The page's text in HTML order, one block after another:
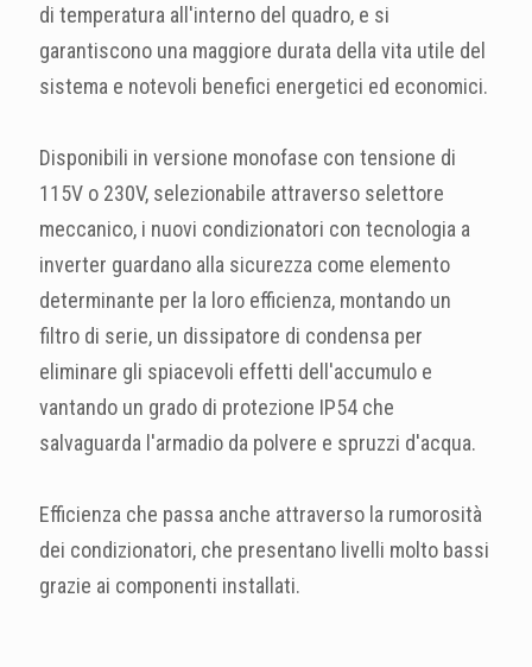
di temperatura all'interno del quadro, e si
garantiscono una maggiore durata della vita utile del
sistema e notevoli benefici energetici ed economici.
Disponibili in versione monofase con tensione di
115V o 230V, selezionabile attraverso selettore
meccanico, i nuovi condizionatori con tecnologia a
inverter guardano alla sicurezza come elemento
determinante per la loro efficienza, montando un
filtro di serie, un dissipatore di condensa per
eliminare gli spiacevoli effetti dell'accumulo e
vantando un grado di protezione IP54 che
salvaguarda l'armadio da polvere e spruzzi d'acqua.
Efficienza che passa anche attraverso la rumorosità
dei condizionatori, che presentano livelli molto bassi
grazie ai componenti installati.